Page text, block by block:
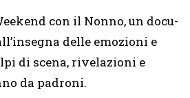
con il Nonno, un docu-
delle emozioni e
di scena, rivelazioni e
da padroni.